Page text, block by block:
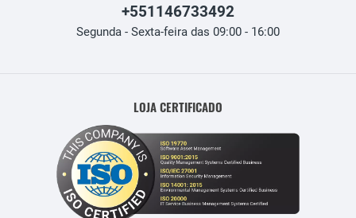
+551146733492
Segunda - Sexta-feira das 09:00 - 16:00
LOJA CERTIFICADO